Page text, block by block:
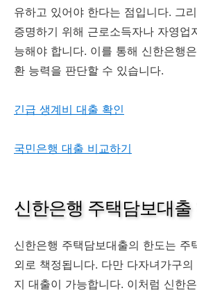
유하고 있어야 한다는 점입니다. 그
증명하기 위해 근로소득자나 자영업
능해야 합니다. 이를 통해 신한은행
환 능력을 판단할 수 있습니다.
긴급 생계비 대출 확인
국민은행 대출 비교하기
신한은행 주택담보대출
신한은행 주택담보대출의 한도는 주
외로 책정됩니다. 다만 다자녀가구
지 대출이 가능합니다. 이처럼 신한